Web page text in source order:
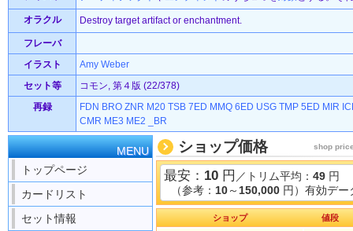
オラクル Destroy target artifact or enchantment.
フレーバ
イラスト
Amy Weber
セット等
コモン, 第４版 (22/378)
再録
FDN BRO ZNR M20 TSB 7ED MMQ 6ED USG TMP 5ED MIR
CMR ME3 ME2 _BR
MENU
トップページ
カードリスト
セット情報
ショップ価格 shop
最安： 10 円 ／トリム平均： 49 円
（参考： 10～ 150,000 円）有効デ
ショップ 値段